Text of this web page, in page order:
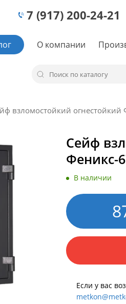
7 (917) 200-24-21
О компании
взломостойкий огнестойкий
Сейф
Феникс-
В наличии
Если у вас